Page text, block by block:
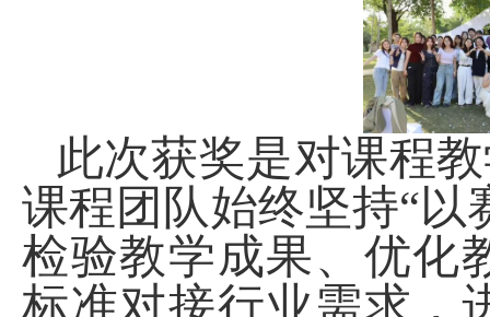
此次获奖是对课程
课程团队始终坚持“以
检验教学成果、优化
标准对接行业需求，